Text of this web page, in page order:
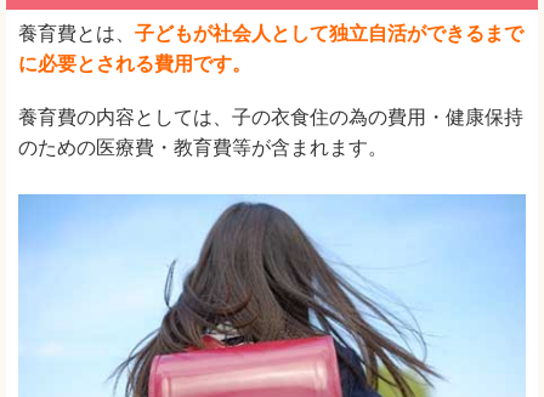
養育費とは、 子どもが社会人として独立自活ができるまで
に必要とされる費用です。
養育費の内容としては、子の衣食住の為の費用・健康保持
のための医療費・教育費等が含まれます。